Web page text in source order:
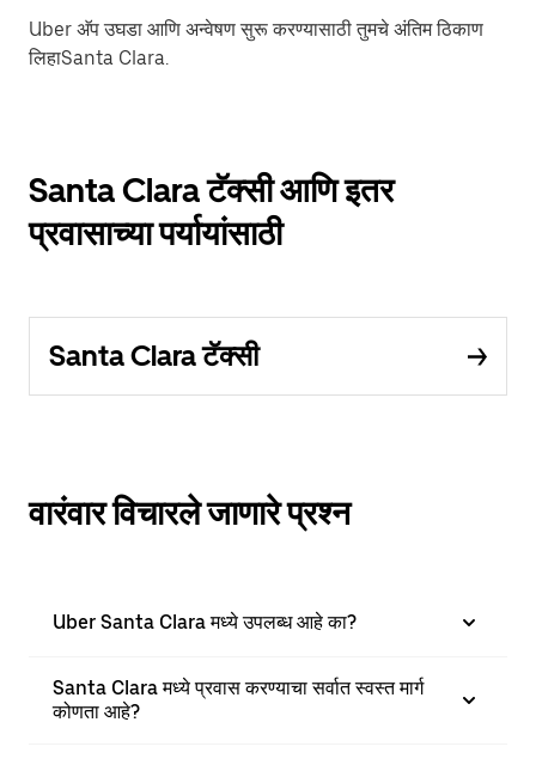
Uber अ‍ॅप उघडा आणि अन्वेषण सुरू करण्यासाठी तुमचे अंतिम ठिकाण
लिहाSanta Clara.
Santa Clara टॅक्सी आणि इतर
प्रवासाच्या पर्यायांसाठी
Santa Clara टॅक्सी
वारंवार विचारले जाणारे प्रश्न
Uber Santa Clara मध्ये उपलब्ध आहे का?
Santa Clara मध्ये प्रवास करण्याचा सर्वात स्वस्त मार्ग
कोणता आहे?